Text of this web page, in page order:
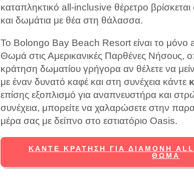
καταπληκτικό all-inclusive θέρετρο
και δωμάτια με θέα στη θάλασσα.
Το Bolongo Bay Beach Resort είναι το μόνο
Θωμά στις Αμερικανικές Παρθένες Νήσους,
κράτηση δωματίου γρήγορα αν θέλετε να
με έναν δυνατό καφέ και στη συνέχεια κάντε
επίσης εξοπλισμό για αναπνευστήρα και
συνέχεια, μπορείτε να χαλαρώσετε στην
μέρα σας με δείπνο στο εστιατόριο Oasis.
ΚΆΝΤΕ ΚΡΆΤΗΣΗ ΓΙΑ ΔΙΑΜΟΝΉ
ΘΩΜΆ